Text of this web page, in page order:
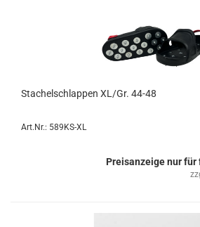
Stachelschlappen XL/Gr. 44-48
Art.Nr.: 589KS-XL
Preisanzeige nur